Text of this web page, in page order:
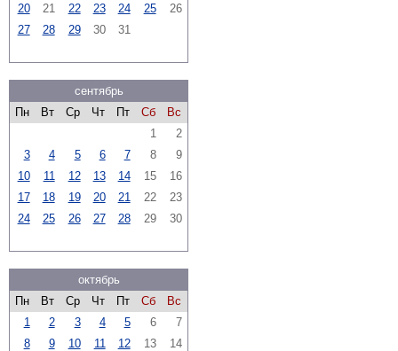
20
21 22 23 24 25
26
27
28 29 30 31
сентябрь
Пн
Вт Ср Чт Пт Сб
Вс
1
2
3
4 5 6 7 8
9
10
11 12 13 14 15
16
17
18 19 20 21 22
23
24
25 26 27 28 29 30
октябрь
Пн
Вт Ср Чт Пт Сб
Вс
1
2 3 4 5 6
7
8
9 10 11 12 13
14